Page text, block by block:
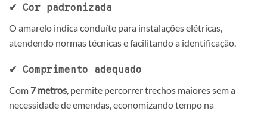
✔ Cor padronizada
O amarelo indica conduíte para instalações elétricas,
atendendo normas técnicas e facilitando a identificação.
✔ Comprimento adequado
Com 7 metros , permite percorrer trechos maiores sem a
necessidade de emendas, economizando tempo na